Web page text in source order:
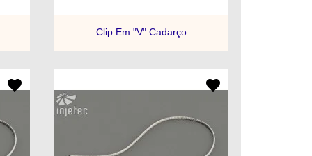
Visualização rápida
Clip Em "V" Cadarço